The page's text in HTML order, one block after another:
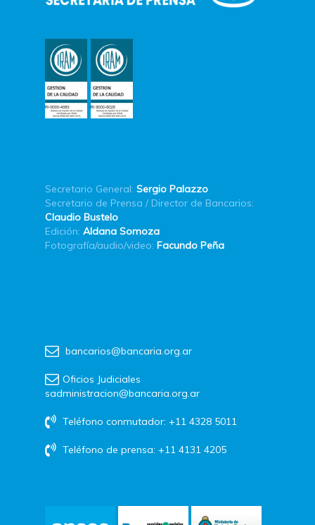
Secretario General: Sergio Palazzo
Secretario de Prensa / Director de Bancarios:
Claudio Bustelo
Edición: Aldana Somoza
Fotografía/audio/video: Facundo Peña
bancarios@bancaria.org.ar
Oficios Judiciales
sadministracion@bancaria.org.ar
Teléfono conmutador: +11 4328 5011
Teléfono de prensa: +11 4131 4205